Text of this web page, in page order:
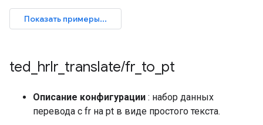
ted hrlr translate/fr to pt
Описание конфигурации : набор данных
перевода с fr на pt в виде простого текста.